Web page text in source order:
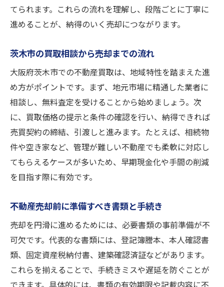
てられます。これらの流れを理解し、段階ごとに丁寧に
進めることが、納得のいく売却につながります。
茨木市の買取相談から売却までの流れ
大阪府茨木市での不動産買取は、地域特性を踏まえた進
め方がポイントです。まず、地元市場に精通した業者に
相談し、無料査定を受けることから始めましょう。次
に、買取価格の提示と条件の確認を行い、納得できれば
売買契約の締結、引渡しと進みます。たとえば、相続物
件や空き家など、管理が難しい不動産でも柔軟に対応し
てもらえるケースが多いため、早期現金化や手間の削減
を目指す際に有効です。
不動産売却前に準備すべき書類と手続き
売却を円滑に進めるためには、必要書類の事前準備が不
可欠です。代表的な書類には、登記簿謄本、本人確認書
類、固定資産税納付書、建築確認済証などがあります。
これらを揃えることで、手続きミスや遅延を防ぐことが